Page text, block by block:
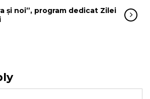
și noi”, program dedicat Zilei